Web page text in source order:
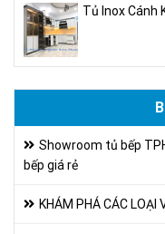
Tủ Inox Cánh
Showroom tủ bếp
bếp giá rẻ
KHÁM PHÁ CÁC LOẠI